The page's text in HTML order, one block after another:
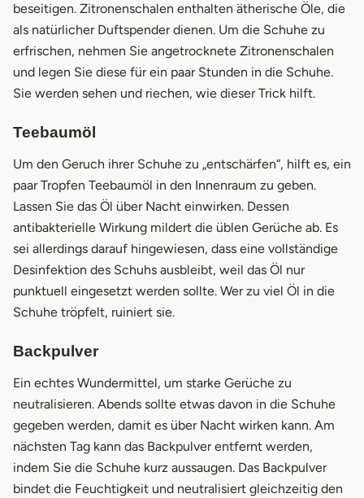
beseitigen. Zitronenschalen enthalten ätherische Öle, die
als natürlicher Duftspender dienen. Um die Schuhe zu
erfrischen, nehmen Sie angetrocknete Zitronenschalen
und legen Sie diese für ein paar Stunden in die Schuhe.
Sie werden sehen und riechen, wie dieser Trick hilft.
Teebaumöl
Um den Geruch ihrer Schuhe zu „entschärfen“, hilft es, ein
paar Tropfen Teebaumöl in den Innenraum zu geben.
Lassen Sie das Öl über Nacht einwirken. Dessen
antibakterielle Wirkung mildert die üblen Gerüche ab. Es
sei allerdings darauf hingewiesen, dass eine vollständige
Desinfektion des Schuhs ausbleibt, weil das Öl nur
punktuell eingesetzt werden sollte. Wer zu viel Öl in die
Schuhe tröpfelt, ruiniert sie.
Backpulver
Ein echtes Wundermittel, um starke Gerüche zu
neutralisieren. Abends sollte etwas davon in die Schuhe
gegeben werden, damit es über Nacht wirken kann. Am
nächsten Tag kann das Backpulver entfernt werden,
indem Sie die Schuhe kurz aussaugen. Das Backpulver
bindet die Feuchtigkeit und neutralisiert gleichzeitig den